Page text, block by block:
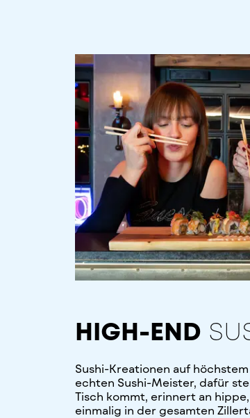
HIGH-END
Sushi-Kreationen auf
echten Sushi-Meister, dafür
Tisch kommt, erinnert an
einmalig in der gesamten